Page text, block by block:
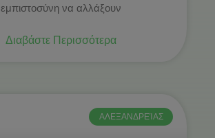
εμπιστοσύνη να αλλάξουν
Διαβάστε Περισσότερα
ΑΛΕΞΑΝΔΡΕΊΑΣ